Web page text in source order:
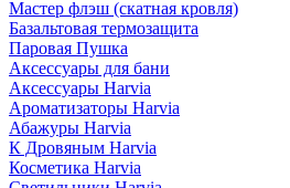
Мастер флэш (скатная кровля)
Базальтовая термозащита
Паровая Пушка
Аксессуары для бани
Аксессуары Harvia
Ароматизаторы Harvia
Абажуры Harvia
К Дровяным Harvia
Косметика Harvia